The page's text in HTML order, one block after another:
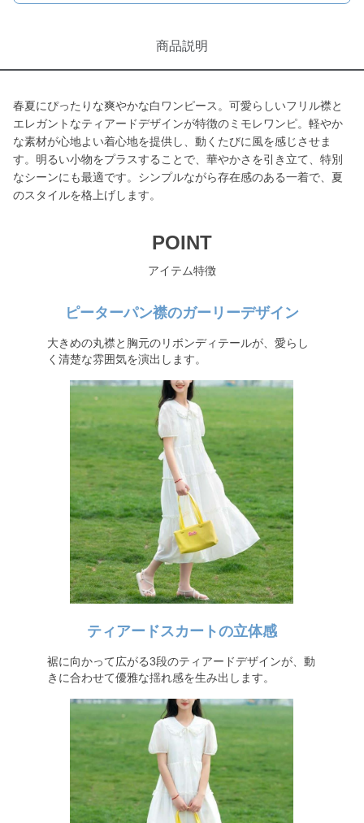
商品説明
春夏にぴったりな爽やかな白ワンピース。可愛らしいフリル襟と
エレガントなティアードデザインが特徴のミモレワンピ。軽やか
な素材が心地よい着心地を提供し、動くたびに風を感じさせま
す。明るい小物をプラスすることで、華やかさを引き立て、特別
なシーンにも最適です。シンプルながら存在感のある一着で、夏
のスタイルを格上げします。
POINT
アイテム特徴
ピーターパン襟のガーリーデザイン
大きめの丸襟と胸元のリボンディテールが、愛らし
く清楚な雰囲気を演出します。
ティアードスカートの立体感
裾に向かって広がる3段のティアードデザインが、動
きに合わせて優雅な揺れ感を生み出します。